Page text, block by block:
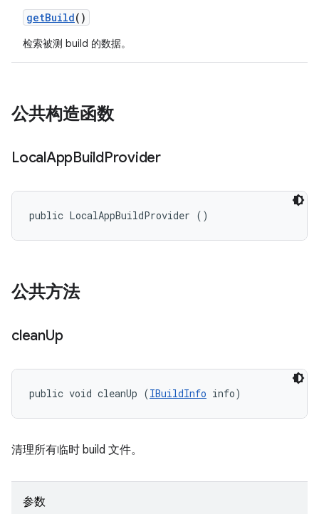
getBuild()
检索被测 build 的数据。
公共构造函数
LocalAppBuildProvider
public LocalAppBuildProvider ()
公共方法
cleanUp
public void cleanUp (IBuildInfo info)
清理所有临时 build 文件。
参数